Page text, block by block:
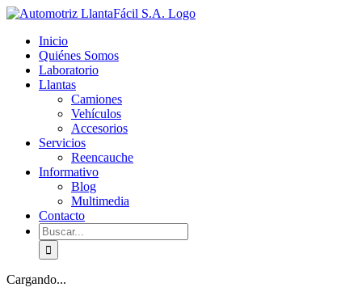
Skip
content
facebook
youtube
Inicio
Quiénes Somos
Laboratorio
Llantas
Camiones
Vehículos
Accesorios
Servicios
Reencauche
Informativo
Blog
Multimedia
Contacto
Buscar:
Cargando...